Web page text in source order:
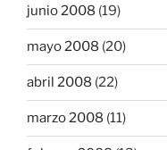
junio 2008 (19)
mayo 2008 (20)
abril 2008 (22)
marzo 2008 (11)